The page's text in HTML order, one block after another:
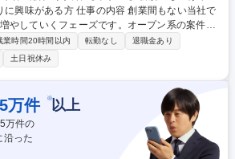
の内容 創業間もない当社で
やしていくフェーズです。オープン系の案件を
経験に応じて入社後はご希望の案件にアサイン
自社パッケージを拡充していく当社で、 まず
ける方を募集しています。 【ミッション】SES
り、会社の技術基盤と『未来の受託・自社開
こと 【役割】案件を起点とした会社の顧客づく
業時間20時間以内 転勤なし
退職金あり
土日祝休み
万件 ※以上
万件の
沿った